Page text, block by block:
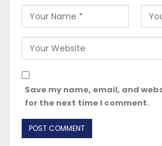
Save my name, email, and
for the next time I comment.